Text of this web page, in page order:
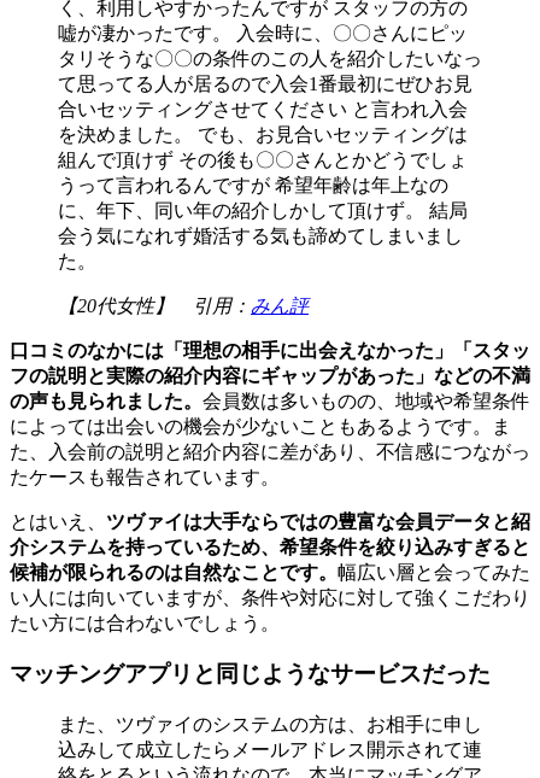
く、利用しやすかったんですが スタッフの方の
嘘が凄かったです。 入会時に、〇〇さんにピッ
タリそうな〇〇の条件のこの人を紹介したいなっ
て思ってる人が居るので入会1番最初にぜひお見
合いセッティングさせてください と言われ入会
を決めました。 でも、お見合いセッティングは
組んで頂けず その後も〇〇さんとかどうでしょ
うって言われるんですが 希望年齢は年上なの
に、年下、同い年の紹介しかして頂けず。 結局
会う気になれず婚活する気も諦めてしまいまし
た。
【20代女性】 引用： みん評
口コミのなかには「理想の相手に出会えなかった」「スタッ
フの説明と実際の紹介内容にギャップがあった」などの不満
の声も見られました。 会員数は多いものの、地域や希望条件
によっては出会いの機会が少ないこともあるようです。ま
た、入会前の説明と紹介内容に差があり、不信感につながっ
たケースも報告されています。
とはいえ、 ツヴァイは大手ならではの豊富な会員データと紹
介システムを持っているため、希望条件を絞り込みすぎると
候補が限られるのは自然なことです。 幅広い層と会ってみた
い人には向いていますが、条件や対応に対して強くこだわり
たい方には合わないでしょう。
マッチングアプリと同じようなサービスだった
また、ツヴァイのシステムの方は、お相手に申し
込みして成立したらメールアドレス開示されて連